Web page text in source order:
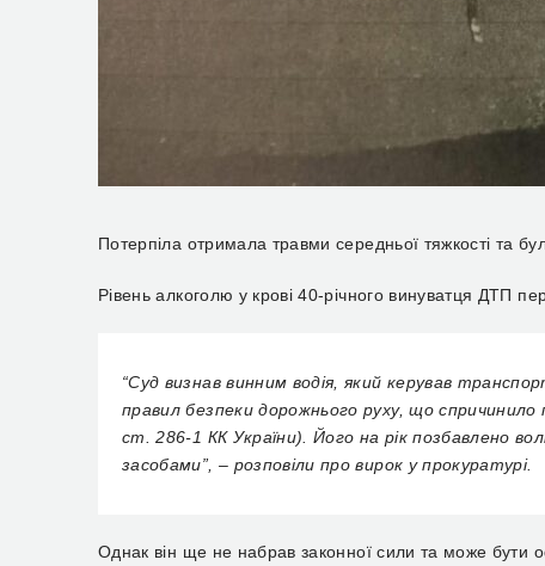
Потерпіла отримала травми середньої тяжкості та
Рівень алкоголю у крові 40-річного винуватця ДТП
“Суд визнав винним водія, який керував
правил безпеки дорожнього руху, що
ст. 286-1 КК України). Його на рік позбавлено
засобами”, – розповіли про вирок у прокуратурі.
Однак він ще не набрав законної сили та може бути